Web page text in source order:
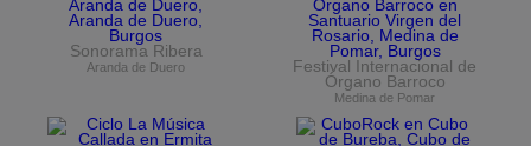
Sonorama Ribera
Aranda de Duero
Festival Internacional de
Órgano Barroco
Medina de Pomar